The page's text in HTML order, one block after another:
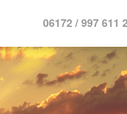
06172 / 997 611